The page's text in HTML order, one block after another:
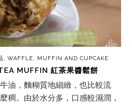
, WAFFLE, MUFFIN AND CUPCAKE
MUFFIN 紅茶果醬鬆餅
油，麵糊質地細緻，也比較流
稠。由於水分多，口感較濕潤，